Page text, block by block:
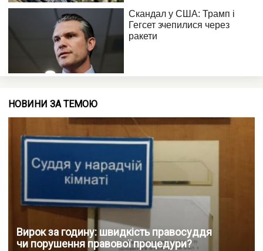
НОВИНИ ЗА ТЕМОЮ
Вирок за годину: швидкість правосуддя
чи порушення правової процедури?